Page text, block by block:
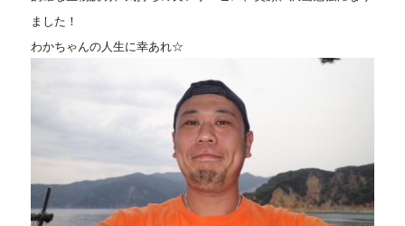
ました！
わかちゃんの人生に幸あれ☆